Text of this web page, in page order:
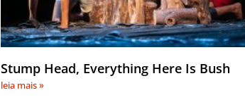
Stump Head, Everything Here Is Bush
leia mais »